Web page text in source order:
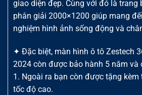
giao diện đẹp. Cùng với đó là trang
phân giải 2000×1200 giúp mang
nghiệm hình ảnh sống động và
✦ Đặc biệt, màn hình ô tô Zestech
2024 còn được bảo hành 5 năm và
1. Ngoài ra bạn còn được tặng kèm
tốc độ cao.